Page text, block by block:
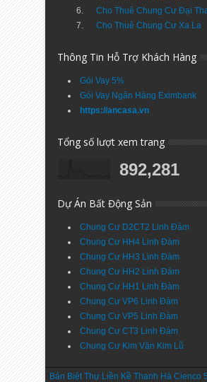
Cho Thuê Chung Cư Đại
Cho Thuê Chung Cư Xa La
Thông Tin Hỗ Trợ Khách Hàng
Gói Vay 5%
Gói Vay Ngân Hàng Eximbank
https://ancasa.vn
Tổng số lượt xem trang
892,281
Dự Án Bất Động Sản
Chung Cư D2CT2 Linh Đàm
Chung Cư HH4 Linh Đàm
Chung Cư HH3 Linh Đàm
Chung Cư HH2 Linh Đàm
Chung Cư HH1 Linh Đàm
Chung Cư VP6 Linh Đàm
Chung Cư VP5 Linh Đàm
Chung Cư CT3 Linh Đàm
Chung Cư Kim Văn Kim Lũ
Bán Biệt Thự Liền Kề Thanh Hà Cienco